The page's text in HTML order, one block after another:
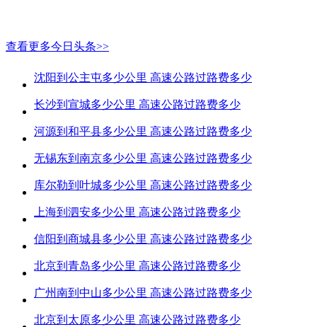
查看更多今日头条>>
沈阳到公主屯多少公里 高速公路过路费多少
长沙到宣城多少公里 高速公路过路费多少
河源到和平县多少公里 高速公路过路费多少
无锡东到南京多少公里 高速公路过路费多少
库尔勒到叶城多少公里 高速公路过路费多少
上海到泗安多少公里 高速公路过路费多少
信阳到商城县多少公里 高速公路过路费多少
北京到青岛多少公里 高速公路过路费多少
广州南到中山多少公里 高速公路过路费多少
北京到太原多少公里 高速公路过路费多少